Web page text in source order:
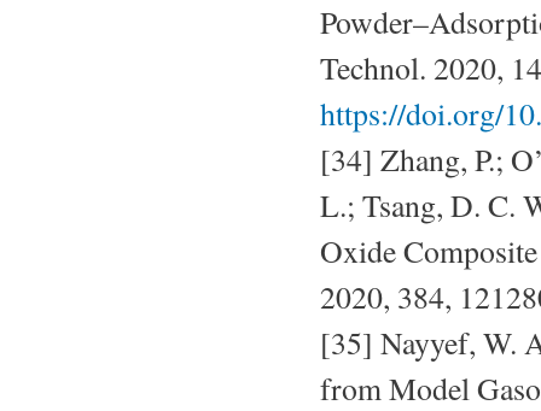
Technol. 2020,
https://doi.org/
[34] Zhang, P.;
L.; Tsang, D. C.
Oxide
2020, 384,
[35] Nayyef, W.
from Model